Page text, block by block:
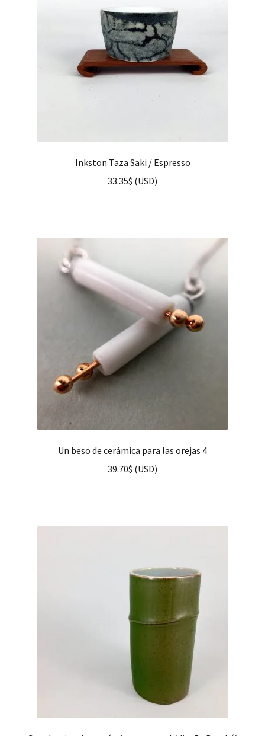
Inkston Taza Saki / Espresso
33.35$ (USD)
Un beso de cerámica para las orejas 4
39.70$ (USD)